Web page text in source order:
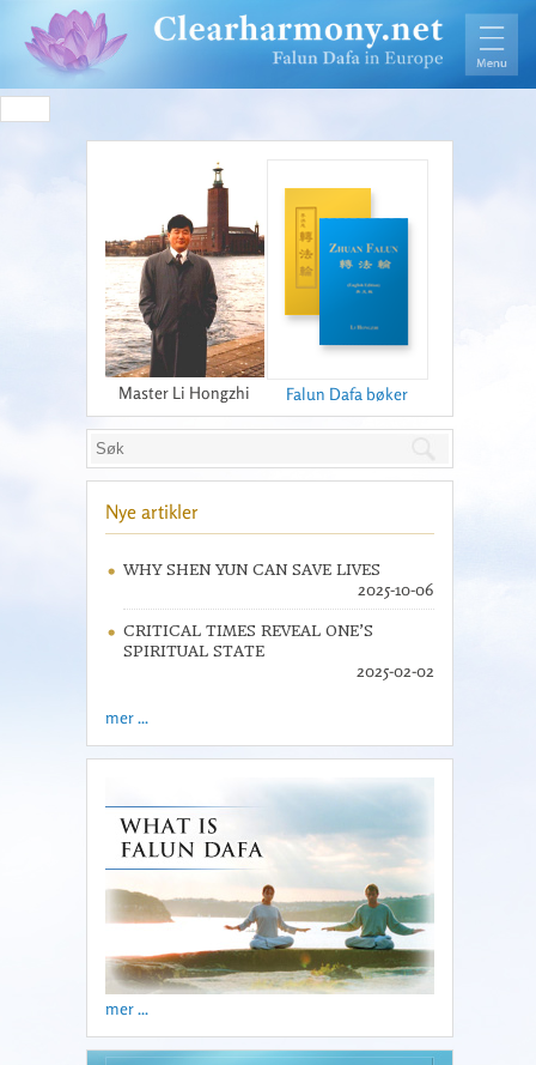
Master Li Hongzhi Falun Dafa bøker
Nye artikler
WHY SHEN YUN CAN SAVE LIVES
2025-10-06
CRITICAL TIMES REVEAL ONE’S
SPIRITUAL STATE
2025-02-02
mer ...
mer ...